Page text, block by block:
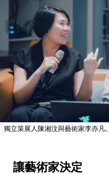
獨立策展人陳湘汶與藝術家李亦凡。
讓藝術家決定